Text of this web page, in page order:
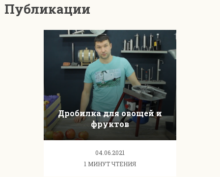
Публикации
Дробилка для овощей и
фруктов
04.06.2021
1 МИНУТ ЧТЕНИЯ